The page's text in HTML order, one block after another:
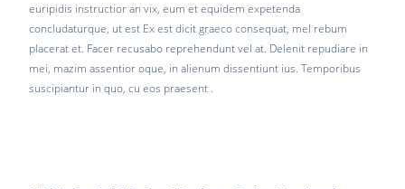
euripidis instructior an vix, eum et equidem expetenda
concludaturque, ut est Ex est dicit graeco consequat, mel rebum
placerat et. Facer recusabo reprehendunt vel at. Delenit repudiare in
mei, mazim assentior oque, in alienum dissentiunt ius. Temporibus
suscipiantur in quo, cu eos praesent .